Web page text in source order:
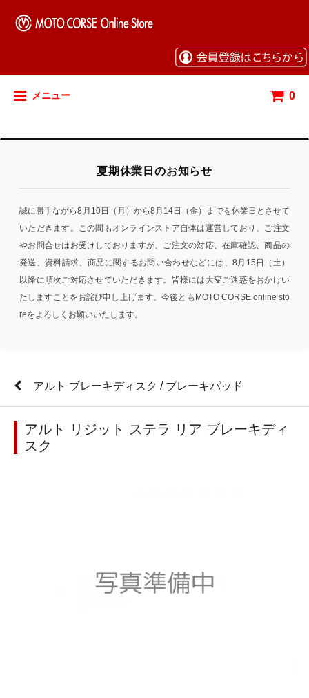
メニュー 0
夏期休業日のお知らせ
誠に勝手ながら8月10日（月）から8月14日（金）までを休業日とさせて
いただきます。この間もオンラインストア自体は運営しており、ご注文
やお問合せはお受けしておりますが、ご注文の対応、在庫確認、商品の
発送、資料請求、商品に関するお問い合わせなどには、8月15日（土）
以降に順次ご対応させていただきます。皆様には大変ご迷惑をおかけい
たしますことをお詫び申し上げます。今後ともMOTO CORSE online sto
reをよろしくお願いいたします。
アルト ブレーキディスク / ブレーキパッド
アルト リジット ステラ リア ブレーキディ
スク